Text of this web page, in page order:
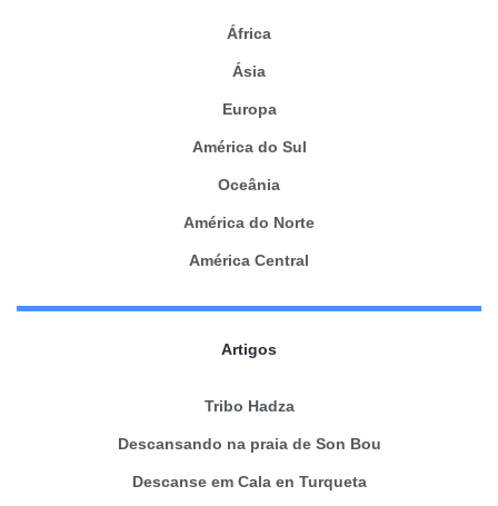
África
Ásia
Europa
América do Sul
Oceânia
América do Norte
América Central
Artigos
Tribo Hadza
Descansando na praia de Son Bou
Descanse em Cala en Turqueta